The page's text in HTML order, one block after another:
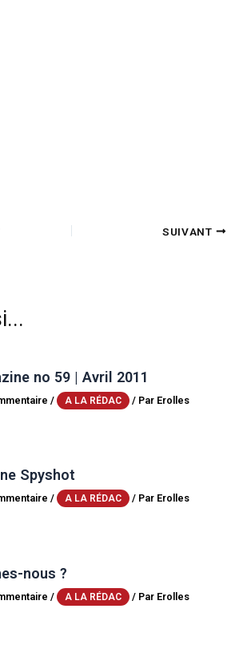
SUIVANT
no 59 | Avril 2011
/ A LA RÉDAC / Par Erolles
Spyshot
/ A LA RÉDAC / Par Erolles
nous ?
/ A LA RÉDAC / Par Erolles